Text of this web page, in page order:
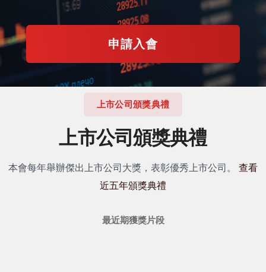
申請入會
上市公司頒獎典禮
上市公司頒獎典禮
本會每年舉辦傑出上市公司大獎，表彰優秀上市公司。 查看
近五年頒獎典禮
最近期獲獎片段